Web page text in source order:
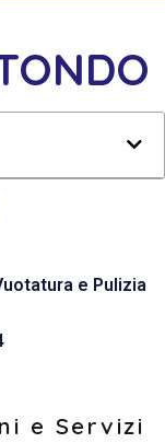
e Pulizia
e Servizi